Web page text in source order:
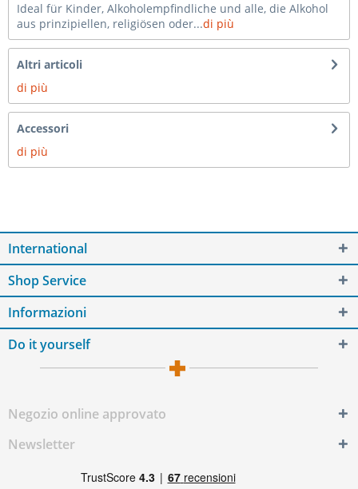
Ideal für Kinder, Alkoholempfindliche und alle, die Alkohol
aus prinzipiellen, religiösen oder...di più
Altri articoli
di più
Accessori
di più
International
Shop Service
Informazioni
Do it yourself
Negozio online approvato
Newsletter